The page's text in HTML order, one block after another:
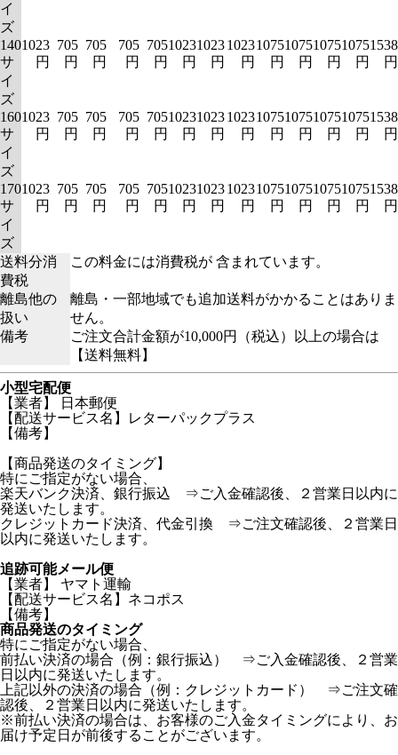
イ
ズ
140
サ
イ
ズ
1023
円
705
円
705
円
705
円
705
円
1023
円
1023
円
1023
円
1075
円
1075
円
1075
円
1075
円
1538
円
160
サ
イ
ズ
1023
円
705
円
705
円
705
円
705
円
1023
円
1023
円
1023
円
1075
円
1075
円
1075
円
1075
円
1538
円
170
サ
イ
ズ
1023
円
705
円
705
円
705
円
705
円
1023
円
1023
円
1023
円
1075
円
1075
円
1075
円
1075
円
1538
円
送料分消
費税
この料金には消費税が 含まれています。
離島他の
扱い
離島・一部地域でも追加送料がかかることはありま
せん。
備考
ご注文合計金額が10,000円（税込）以上の場合は
【送料無料】
小型宅配便
【業者】 日本郵便
【配送サービス名】レターパックプラス
【備考】
【商品発送のタイミング】
特にご指定がない場合、
楽天バンク決済、銀行振込 ⇒ご入金確認後、２営業日以内に
発送いたします。
クレジットカード決済、代金引換 ⇒ご注文確認後、２営業日
以内に発送いたします。
追跡可能メール便
【業者】 ヤマト運輸
【配送サービス名】ネコポス
【備考】
商品発送のタイミング
特にご指定がない場合、
前払い決済の場合（例：銀行振込） ⇒ご入金確認後、２営業
日以内に発送いたします。
上記以外の決済の場合（例：クレジットカード） ⇒ご注文確
認後、２営業日以内に発送いたします。
※前払い決済の場合は、お客様のご入金タイミングにより、お
届け予定日が前後することがございます。